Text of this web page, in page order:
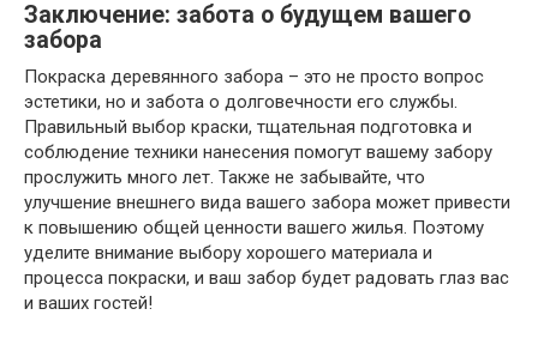
Заключение: забота о будущем вашего
забора
Покраска деревянного забора – это не просто вопрос
эстетики, но и забота о долговечности его службы.
Правильный выбор краски, тщательная подготовка и
соблюдение техники нанесения помогут вашему забору
прослужить много лет. Также не забывайте, что
улучшение внешнего вида вашего забора может привести
к повышению общей ценности вашего жилья. Поэтому
уделите внимание выбору хорошего материала и
процесса покраски, и ваш забор будет радовать глаз вас
и ваших гостей!